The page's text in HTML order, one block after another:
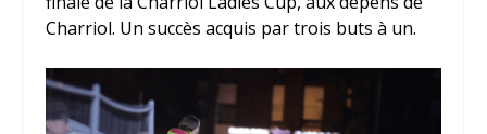
Charriol. Un succès acquis par trois buts à un.